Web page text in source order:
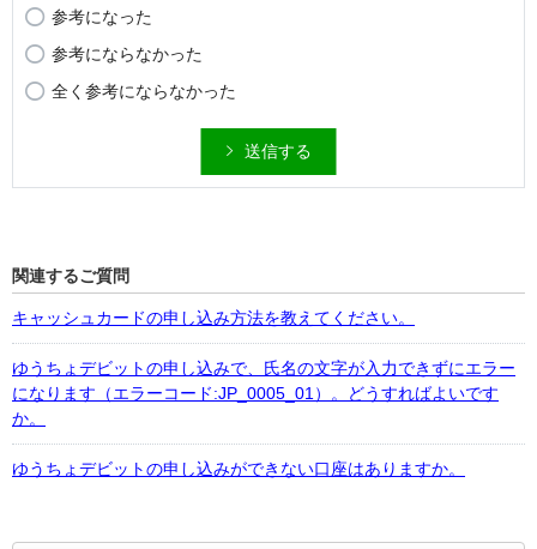
参考になった
参考にならなかった
全く参考にならなかった
送信する
関連するご質問
キャッシュカードの申し込み方法を教えてください。
ゆうちょデビットの申し込みで、氏名の文字が入力できずにエラー
になります（エラーコード:JP_0005_01）。どうすればよいです
か。
ゆうちょデビットの申し込みができない口座はありますか。